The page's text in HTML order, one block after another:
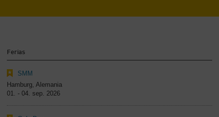
Ferias
SMM
Hamburg, Alemania
01. - 04. sep. 2026